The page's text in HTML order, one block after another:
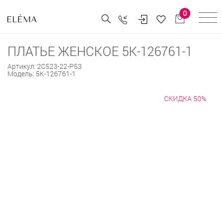
0
ПЛАТЬЕ ЖЕНСКОЕ 5К-126761-1
Артикул: 2С523-22-Р53
Модель: 5К-126761-1
СКИДКА 50%